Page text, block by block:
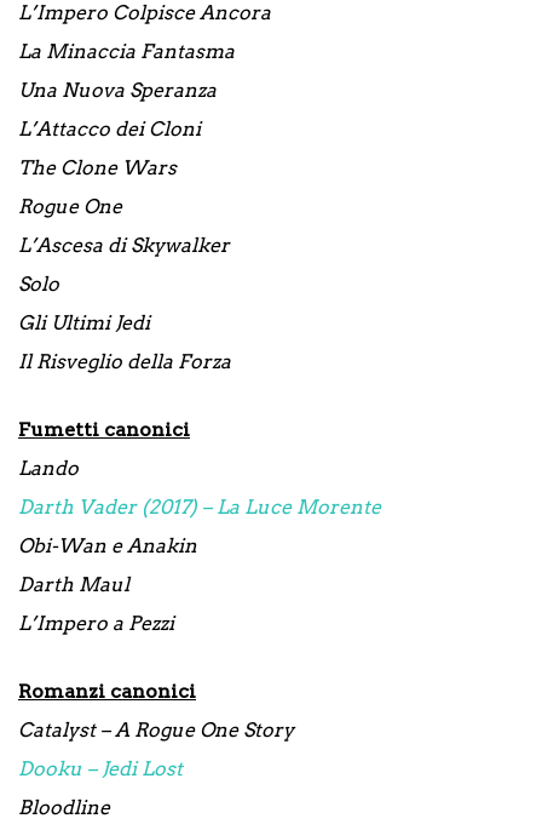
L’Impero Colpisce Ancora
La Minaccia Fantasma
Una Nuova Speranza
L’Attacco dei Cloni
The Clone Wars
Rogue One
L’Ascesa di Skywalker
Solo
Gli Ultimi Jedi
Il Risveglio della Forza
Fumetti canonici
Lando
Darth Vader (2017) – La Luce Morente
Obi-Wan e Anakin
Darth Maul
L’Impero a Pezzi
Romanzi canonici
Catalyst – A Rogue One Story
Dooku – Jedi Lost
Bloodline